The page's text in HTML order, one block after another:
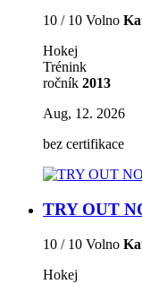
10 / 10 Volno
Hokej
Trénink
ročník 2013
Aug, 12. 2026
bez certifikace
TRY OUT
10 / 10 Volno
Hokej